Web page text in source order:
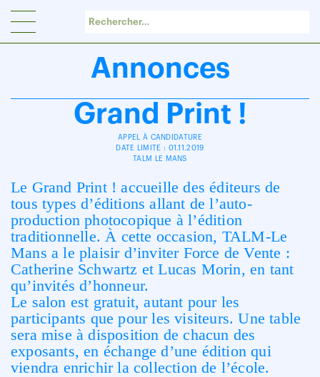
Annonces
Grand Print !
APPEL À CANDIDATURE
DATE LIMITE : 01.11.2019
TALM LE MANS
Le Grand Print ! accueille des éditeurs de
tous types d’éditions allant de l’auto-
production photocopique à l’édition
traditionnelle. À cette occasion, TALM-Le
Mans a le plaisir d’inviter Force de Vente :
Catherine Schwartz et Lucas Morin, en tant
qu’invités d’honneur.
Le salon est gratuit, autant pour les
participants que pour les visiteurs. Une table
sera mise à disposition de chacun des
exposants, en échange d’une édition qui
viendra enrichir la collection de l’école.